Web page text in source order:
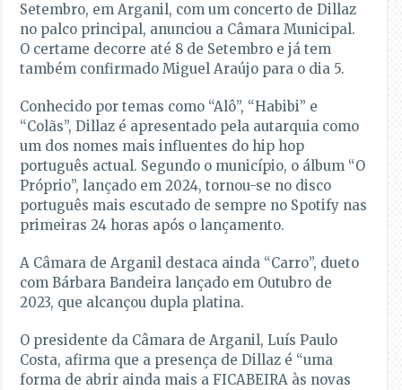
Setembro, em Arganil, com um concerto de Dillaz
no palco principal, anunciou a Câmara Municipal.
O certame decorre até 8 de Setembro e já tem
também confirmado Miguel Araújo para o dia 5.
Conhecido por temas como “Alô”, “Habibi” e
“Colãs”, Dillaz é apresentado pela autarquia como
um dos nomes mais influentes do hip hop
português actual. Segundo o município, o álbum “O
Próprio”, lançado em 2024, tornou-se no disco
português mais escutado de sempre no Spotify nas
primeiras 24 horas após o lançamento.
A Câmara de Arganil destaca ainda “Carro”, dueto
com Bárbara Bandeira lançado em Outubro de
2023, que alcançou dupla platina.
O presidente da Câmara de Arganil, Luís Paulo
Costa, afirma que a presença de Dillaz é “uma
forma de abrir ainda mais a FICABEIRA às novas